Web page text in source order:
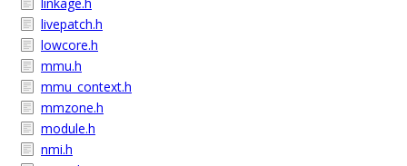
livepatch.h
lowcore.h
mmu.h
mmu_context.h
mmzone.h
module.h
nmi.h